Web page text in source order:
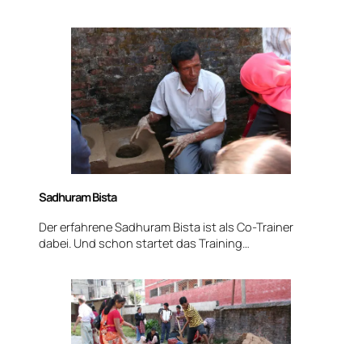
Sadhuram Bista
Der erfahrene Sadhuram Bista ist als Co-Trainer
dabei. Und schon startet das Training…